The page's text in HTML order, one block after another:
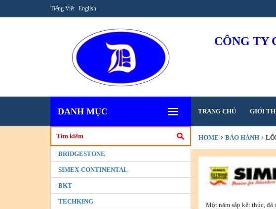
Tiếng Việt English
CÔNG TY
DANH MỤC TRANG CHỦ GIỚI
BRIDGESTONE
SIMEX-CONTINENTAL
BKT
TECHKING
HOME BẢO HÀNH
Một năm sắp kết thúc,